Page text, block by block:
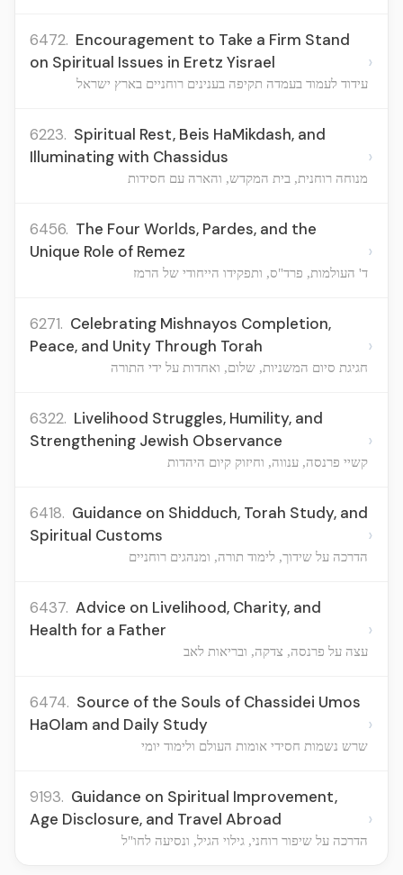
6472. Encouragement to Take a Firm Stand
on Spiritual Issues in Eretz Yisrael
עידוד לעמוד בעמדה תקיפה בענינים רוחניים בארץ ישראל
›
6223. Spiritual Rest, Beis HaMikdash, and
Illuminating with Chassidus
מנוחה רוחנית, בית המקדש, והארה עם חסידות
›
6456. The Four Worlds, Pardes, and the
Unique Role of Remez
ד' העולמות, פרד"ס, ותפקידו הייחודי של הרמז
›
6271. Celebrating Mishnayos Completion,
Peace, and Unity Through Torah
חגיגת סיום המשניות, שלום, ואחדות על ידי התורה
›
6322. Livelihood Struggles, Humility, and
Strengthening Jewish Observance
קשיי פרנסה, ענווה, וחיזוק קיום היהדות
›
6418. Guidance on Shidduch, Torah Study, and
Spiritual Customs
הדרכה על שידוך, לימוד תורה, ומנהגים רוחניים
›
6437. Advice on Livelihood, Charity, and
Health for a Father
עצה על פרנסה, צדקה, ובריאות לאב
›
6474. Source of the Souls of Chassidei Umos
HaOlam and Daily Study
שרש נשמות חסידי אומות העולם ולימוד יומי
›
9193. Guidance on Spiritual Improvement,
Age Disclosure, and Travel Abroad
הדרכה על שיפור רוחני, גילוי הגיל, ונסיעה לחו"ל
›